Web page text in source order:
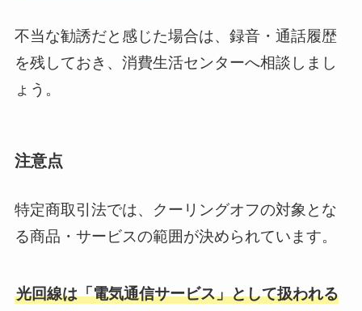
不当な勧誘だと感じた場合は、録音・通話履歴
を残しておき、消費生活センターへ相談しまし
ょう。
注意点
特定商取引法では、クーリングオフの対象とな
る商品・サービスの範囲が決められています。
光回線は「電気通信サービス」として扱われる